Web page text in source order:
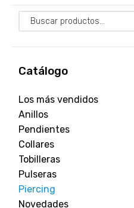
Catálogo
Los más vendidos
Anillos
Pendientes
Collares
Tobilleras
Pulseras
Piercing
Novedades